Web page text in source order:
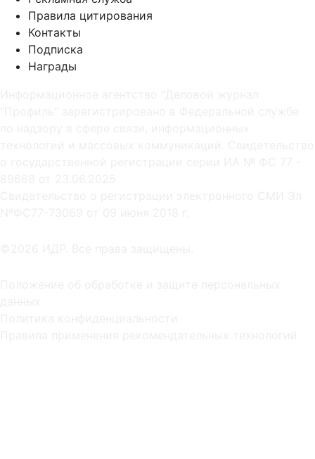
Правила цитирования
Контакты
Подписка
Награды